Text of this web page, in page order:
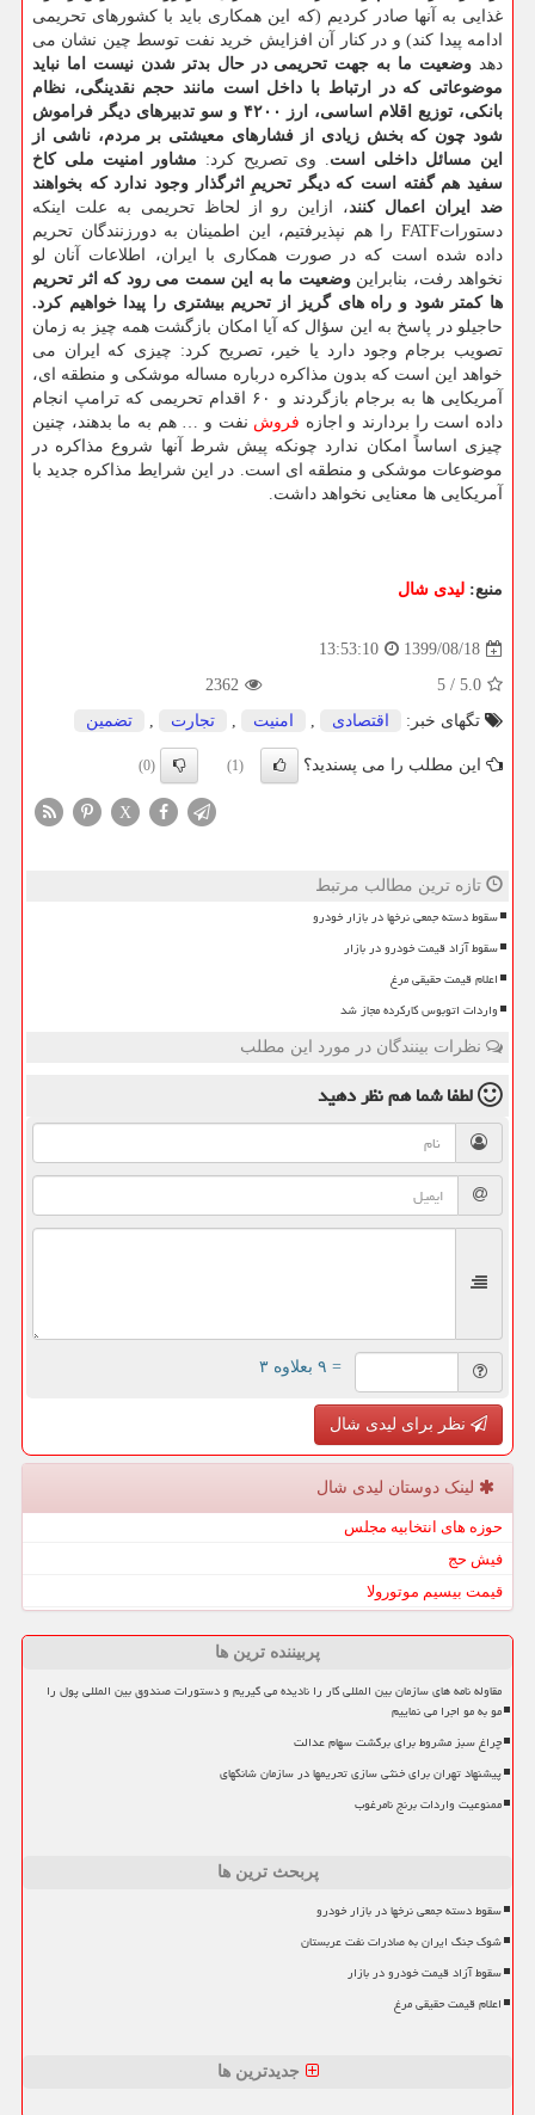
غذایی به آنها صادر کردیم (که این همکاری باید با کشورهای تحریمی
ادامه پیدا کند) و در کنار آن افزایش خرید نفت توسط چین نشان می
دهد وضعیت ما به جهت تحریمی در حال بدتر شدن نیست اما نباید
موضوعاتی که در ارتباط با داخل است مانند حجم نقدینگی، نظام
بانکی، توزیع اقلام اساسی، ارز ۴۲۰۰ و سو تدبیرهای دیگر فراموش
شود چون که بخش زیادی از فشارهای معیشتی بر مردم، ناشی از
این مسائل داخلی است . وی تصریح کرد: مشاور امنیت ملی کاخ
سفید هم گفته است که دیگر تحریمِ اثرگذار وجود ندارد که بخواهند
ضد ایران اعمال کنند، ازاین رو از لحاظ تحریمی به علت اینکه
دستوراتFATF را هم نپذیرفتیم، این اطمینان به دورزنندگان تحریم
داده شده است که در صورت همکاری با ایران، اطلاعات آنان لو
نخواهد رفت، بنابراین وضعیت ما به این سمت می رود که اثر تحریم
ها کمتر شود و راه های گریز از تحریم بیشتری را پیدا خواهیم کرد.
حاجیلو در پاسخ به این سؤال که آیا امکان بازگشت همه چیز به زمان
تصویب برجام وجود دارد یا خیر، تصریح کرد: چیزی که ایران می
خواهد این است که بدون مذاکره درباره مساله موشکی و منطقه ای،
آمریکایی ها به برجام بازگردند و ۶۰ اقدام تحریمی که ترامپ انجام
داده است را بردارند و اجازه فروش نفت و … هم به ما بدهند، چنین
چیزی اساساً امکان ندارد چونکه پیش شرط آنها شروع مذاکره در
موضوعات موشکی و منطقه ای است. در این شرایط مذاکره جدید با
آمریکایی ها معنایی نخواهد داشت.
منبع: لیدی شال
1399/08/18
13:53:10
5.0
/
5
2362
تگهای خبر:
اقتصادی , امنیت , تجارت , تضمین
این مطلب را می پسندید؟ (1)
(0)
X
تازه ترین مطالب مرتبط
سقوط دسته جمعی نرخها در بازار خودرو
سقوط آزاد قیمت خودرو در بازار
اعلام قیمت حقیقی مرغ
واردات اتوبوس کارکرده مجاز شد
نظرات بینندگان در مورد این مطلب
لطفا شما همنظر دهید
= ۹ بعلاوه ۳
نظر برای لیدی شال
لینک دوستان لیدی شال
حوزه های انتخابیه مجلس
فیش حج
قیمت بیسیم موتورولا
پربیننده ترین ها
مقاوله نامه های سازمان بین المللی کار را نادیده می گیریم و دستورات صندوق بین المللی پول را
مو به مو اجرا می نماییم
چراغ سبز مشروط برای برگشت سهام عدالت
پیشنهاد تهران برای خنثی سازی تحریمها در سازمان شانگهای
ممنوعیت واردات برنج نامرغوب
پربحث ترین ها
سقوط دسته جمعی نرخها در بازار خودرو
شوک جنگ ایران به صادرات نفت عربستان
سقوط آزاد قیمت خودرو در بازار
اعلام قیمت حقیقی مرغ
جدیدترین ها